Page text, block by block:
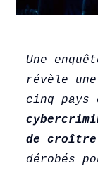
Une
révèle
cinq pays
de croître